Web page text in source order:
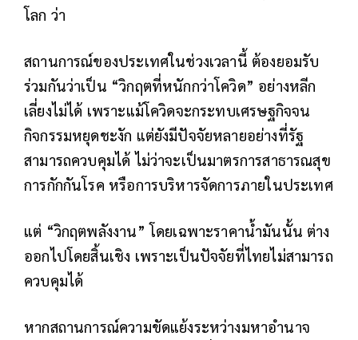
โลก ว่า
สถานการณ์ของประเทศในช่วงเวลานี้ ต้องยอมรับ
ร่วมกันว่าเป็น “วิกฤตที่หนักกว่าโควิด” อย่างหลีก
เลี่ยงไม่ได้ เพราะแม้โควิดจะกระทบเศรษฐกิจจน
กิจกรรมหยุดชะงัก แต่ยังมีปัจจัยหลายอย่างที่รัฐ
สามารถควบคุมได้ ไม่ว่าจะเป็นมาตรการสาธารณสุข
การกักกันโรค หรือการบริหารจัดการภายในประเทศ
แต่ “วิกฤตพลังงาน” โดยเฉพาะราคาน้ำมันนั้น ต่าง
ออกไปโดยสิ้นเชิง เพราะเป็นปัจจัยที่ไทยไม่สามารถ
ควบคุมได้
หากสถานการณ์ความขัดแย้งระหว่างมหาอำนาจ